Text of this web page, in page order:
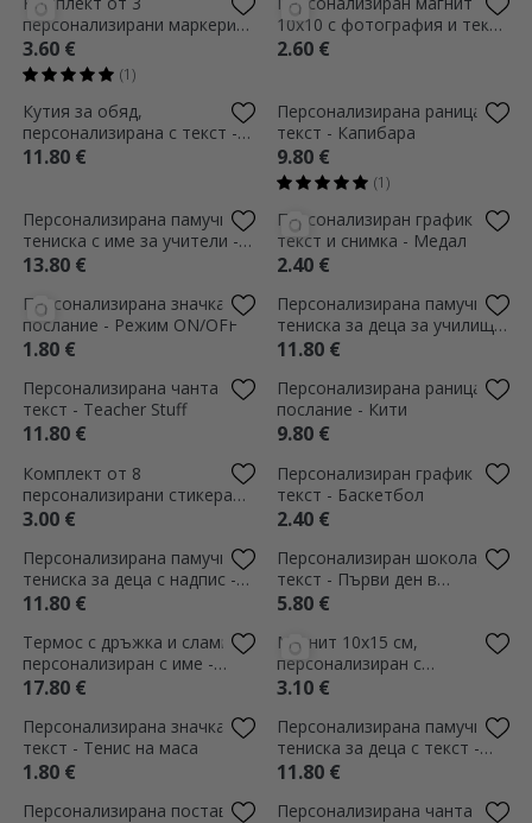
Персонализирана памучна
с текст и име - Fundita
Creativa
11.80 €
(1)
Персонализирана раница с
послание - Футбол
9.80 €
ЕКСКЛУЗИВНО
Персонализиран цветен
дневник с текст за учители
по математика
29.79 €
(2)
Персонализирана чанта с
текст - Цветя
11.80 €